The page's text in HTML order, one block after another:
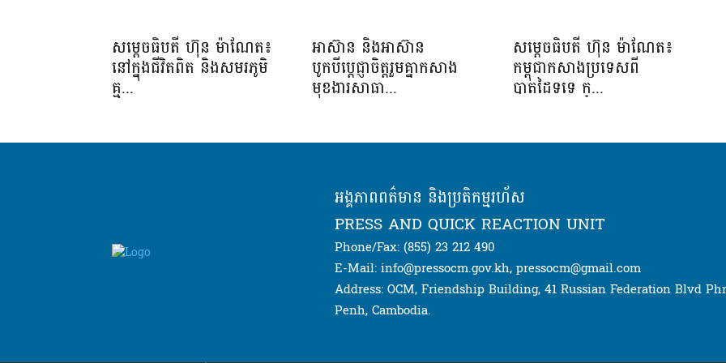
សម្តេចធិបតី ហ៊ុន ម៉ាណែត៖
នៅក្នុងជីវិតពិត និងសមរភូមិ
គ្ម...
អាស៊ាន និងអាស៊ាន
បូកបីប្តេជ្ញាចិត្តរួមគ្នាកសាង
មុខងារសាធា...
សម្ដេចធិបតី ហ៊ុន ម៉ាណែត៖
កម្ពុជាកសាងប្រទេសពី
បាតដៃទទេ ក្...
អង្គភាពពត៌មាន និងប្រតិកម្មរហ័ស
PRESS AND QUICK REACTION UNIT
Phone/Fax: (855) 23 212 490
E-Mail: info@pressocm.gov.kh, pressocm@gmail.com
Address: OCM, Friendship Building, 41 Russian Federation Blvd
Penh, Cambodia.